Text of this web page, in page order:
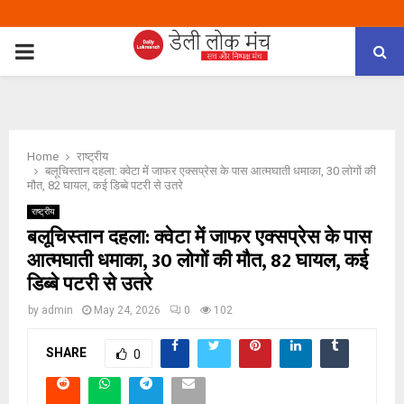
PRIMARY
Home
राष्ट्रीय
बलूचिस्तान दहला: क्वेटा में जाफर एक्सप्रेस के पास आत्मघाती धमाका, 30 लोगों की
मौत, 82 घायल, कई डिब्बे पटरी से उतरे
राष्ट्रीय
बलूचिस्तान दहला: क्वेटा में जाफर एक्सप्रेस के पास
आत्मघाती धमाका, 30 लोगों की मौत, 82 घायल, कई
डिब्बे पटरी से उतरे
by admin May 24, 2026 0 102
SHARE 0